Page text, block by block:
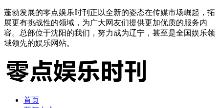
蓬勃发展的零点娱乐时刊正以全新的姿态在传媒市场崛起，拓
展更有挑战性的领域，为广大网友们提供更加优质的服务内
容。总部位于沈阳的我们，努力成为辽宁，甚至是全国娱乐领
域领先的娱乐网站。
首页